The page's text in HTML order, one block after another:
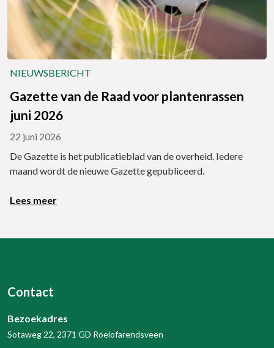
NIEUWSBERICHT
Gazette van de Raad voor plantenrassen
juni 2026
22 juni 2026
De Gazette is het publicatieblad van de overheid. Iedere
maand wordt de nieuwe Gazette gepubliceerd.
Lees meer
Contact
Bezoekadres
Sotaweg 22, 2371 GD Roelofarendsveen